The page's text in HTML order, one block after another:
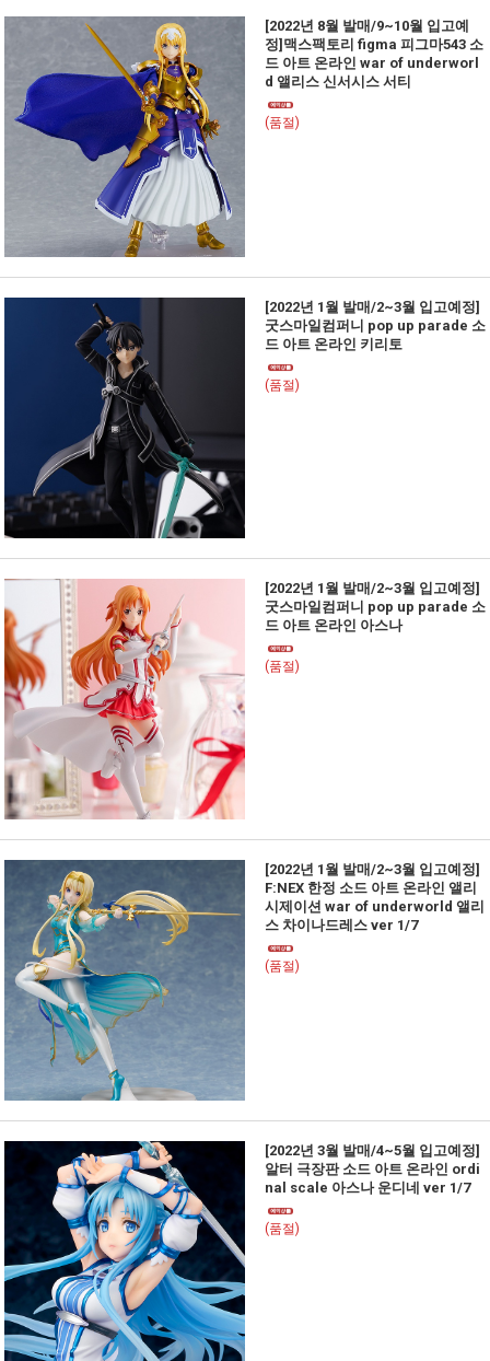
[2022년 8월 발매/9~10월 입고예
정]맥스팩토리 figma 피그마543 소
드 아트 온라인 war of underworl
d 앨리스 신서시스 서티
(품절)
[2022년 1월 발매/2~3월 입고예정]
굿스마일컴퍼니 pop up parade 소
드 아트 온라인 키리토
(품절)
[2022년 1월 발매/2~3월 입고예정]
굿스마일컴퍼니 pop up parade 소
드 아트 온라인 아스나
(품절)
[2022년 1월 발매/2~3월 입고예정]
F:NEX 한정 소드 아트 온라인 앨리
시제이션 war of underworld 앨리
스 차이나드레스 ver 1/7
(품절)
[2022년 3월 발매/4~5월 입고예정]
알터 극장판 소드 아트 온라인 ordi
nal scale 아스나 운디네 ver 1/7
(품절)